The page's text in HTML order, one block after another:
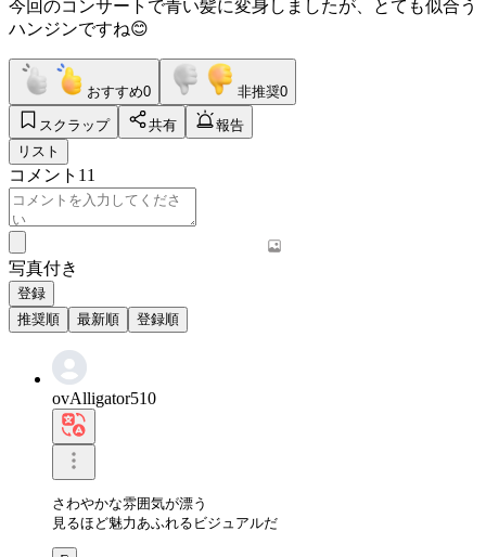
今回のコンサートで青い髪に変身しましたが、とても似合う
ハンジンですね😊
おすすめ0 非推奨0
スクラップ 共有
報告
リスト
コメント 11
写真付き
登録
推奨順
最新順 登録順
ovAlligator510
さわやかな雰囲気が漂う
見るほど魅力あふれるビジュアルだ